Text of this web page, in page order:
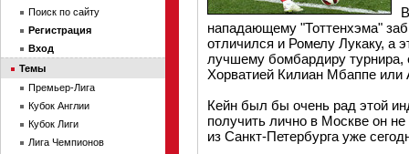
нападающему "Тоттенхэма"
отличился и Ромелу Лукаку, а
лучшему бомбардиру
Хорватией Килиан Мбаппе или
Кейн был бы очень рад этой
получить лично в Москве он
из Санкт-Петербурга уже
Поиск по сайту
Регистрация
Вход
Темы
Премьер-Лига
Кубок Англии
Кубок Лиги
Лига Чемпионов